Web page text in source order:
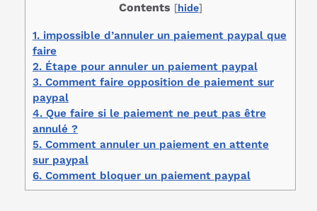
Contents [hide]
1. impossible d’annuler un paiement paypal que
faire
2. Étape pour annuler un paiement paypal
3. Comment faire opposition de paiement sur
paypal
4. Que faire si le paiement ne peut pas être
annulé ?
5. Comment annuler un paiement en attente
sur paypal
6. Comment bloquer un paiement paypal